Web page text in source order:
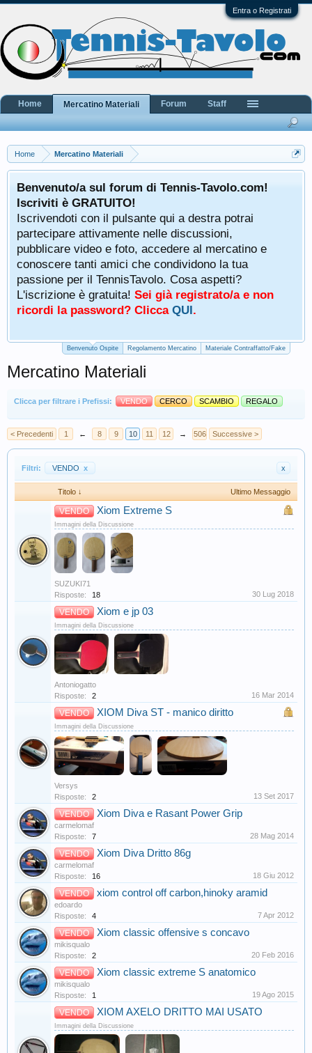
Entra o Registrati
Home Mercatino Materiali
Benvenuto/a sul forum di Tennis-Tavolo.com!
Iscriviti è GRATUITO!
Iscrivendoti con il pulsante qui a destra potrai
partecipare attivamente nelle discussioni,
pubblicare video e foto, accedere al mercatino e
conoscere tanti amici che condividono la tua
passione per il TennisTavolo. Cosa aspetti?
L'iscrizione è gratuita! Sei già registrato/a e non
ricordi la password? Clicca QUI.
Benvenuto Ospite Regolamento Mercatino Materiale Contraffatto/Fake
Mercatino Materiali
Clicca per filtrare i Prefissi: VENDO CERCO SCAMBIO REGALO
< Precedenti 1 ← 8 9 10 11 12 → 506 Successive >
Filtri: VENDO x x
Titolo ↓ Ultimo Messaggio
VENDO Xiom Extreme S
Immagini della Discussione
SUZUKI71
Risposte:
18 30 Lug 2018
VENDO Xiom e jp 03
Immagini della Discussione
Antoniogatto
Risposte:
2 16 Mar 2014
VENDO XIOM Diva ST - manico diritto
Immagini della Discussione
Versys
Risposte:
2 13 Set 2017
VENDO Xiom Diva e Rasant Power Grip
carmelomaf
Risposte:
7 28 Mag 2014
VENDO Xiom Diva Dritto 86g
carmelomaf
Risposte:
16 18 Giu 2012
VENDO xiom control off carbon,hinoky aramid
edoardo
Risposte:
4 7 Apr 2012
VENDO Xiom classic offensive s concavo
mikisqualo
Risposte:
2 20 Feb 2016
VENDO Xiom classic extreme S anatomico
mikisqualo
Risposte:
1 19 Ago 2015
VENDO XIOM AXELO DRITTO MAI USATO
Immagini della Discussione
Home Mercatino Materiali Forum Staff